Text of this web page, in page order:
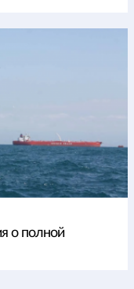
о полной